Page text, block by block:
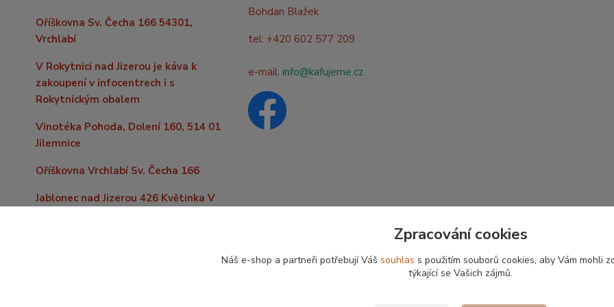
Oříškovna Sv. Čecha 166 54301,
Vrchlabí
V Rokytnici nad Jizerou je káva k
zakoupení v infocentrech i s
Rokytnickým obalem
Vinotéka Pohoda, Dolení 160, 514 01
Jilemnice
Oříškovna Vrchlabí Sv. Čecha 166
Jablonec nad Jizerou 426 Květinka V
Bohdan Blažek
tel: +420 602 577 209
e-mail: info@kafujeme.cz
Zpracování cookies
Náš e-shop a partneři potřebují Váš souhlas s použitím souborů cookies, aby Vám mohli
týkající se Vašich zájmů.